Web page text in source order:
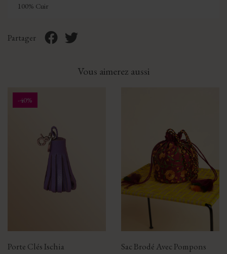
100% Cuir
Partager
Vous aimerez aussi
-40%
Porte Clés Ischia Sac Brodé Avec Pompons